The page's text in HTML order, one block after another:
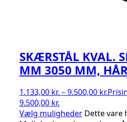
SKÆRSTÅL KVAL.
MM 3050 MM,
1.133,00 kr. –9.500,00 kr.
9.500,00 kr.
Vælg muligheder Dette vare